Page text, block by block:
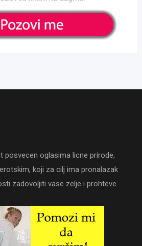
posvecen oglasima licne prirode,
koji za cilj ima pronalazak
zadovoljiti vase zelje i prohteve